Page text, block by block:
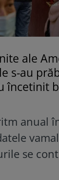
ale
s-au
încetinit
anual
se